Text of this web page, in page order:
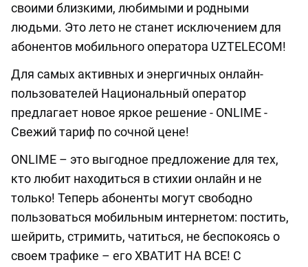
своими близкими, любимыми и родными
людьми. Это лето не станет исключением для
абонентов мобильного оператора UZTELECOM!
Для самых активных и энергичных онлайн-
пользователей Национальный оператор
предлагает новое яркое решение - ONLIME -
Свежий тариф по сочной цене!
ONLIME – это выгодное предложение для тех,
кто любит находиться в стихии онлайн и не
только! Теперь абоненты могут свободно
пользоваться мобильным интернетом: постить,
шейрить, стримить, чатиться, не беспокоясь о
своем трафике – его ХВАТИТ НА ВСЕ! С